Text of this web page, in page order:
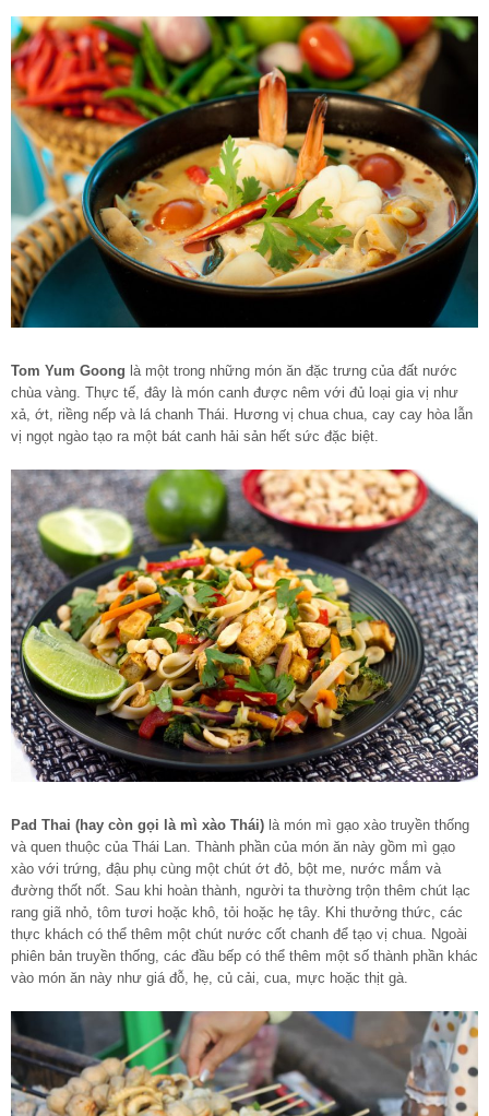
Tom Yum Goong là một trong những món ăn đặc trưng của đất nước
chùa vàng. Thực tế, đây là món canh được nêm với đủ loại gia vị như
xả, ớt, riềng nếp và lá chanh Thái. Hương vị chua chua, cay cay hòa lẫn
vị ngọt ngào tạo ra một bát canh hải sản hết sức đặc biệt.
Pad Thai (hay còn gọi là mì xào Thái) là món mì gạo xào truyền thống
và quen thuộc của Thái Lan. Thành phần của món ăn này gồm mì gạo
xào với trứng, đậu phụ cùng một chút ớt đỏ, bột me, nước mắm và
đường thốt nốt. Sau khi hoàn thành, người ta thường trộn thêm chút lạc
rang giã nhỏ, tôm tươi hoặc khô, tỏi hoặc hẹ tây. Khi thưởng thức, các
thực khách có thể thêm một chút nước cốt chanh để tạo vị chua. Ngoài
phiên bản truyền thống, các đầu bếp có thể thêm một số thành phần khác
vào món ăn này như giá đỗ, hẹ, củ cải, cua, mực hoặc thịt gà.